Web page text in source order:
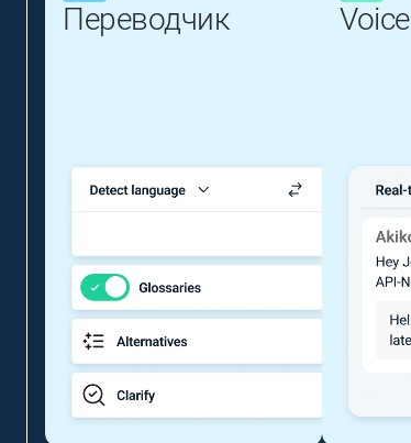
Переводчик Voice